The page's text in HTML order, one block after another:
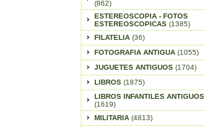
(862)
ESTEREOSCOPIA - FOTOS
ESTEREOSCOPICAS (1385)
FILATELIA (36)
FOTOGRAFIA ANTIGUA (1055)
JUGUETES ANTIGUOS (1704)
LIBROS (1875)
LIBROS INFANTILES ANTIGUOS
(1619)
MILITARIA (4813)